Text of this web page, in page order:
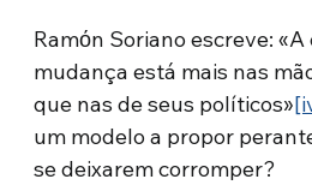
Ramόn Soriano escreve:
mudança está mais nas
que nas de seus políticos»
um modelo a propor
se deixarem corromper?